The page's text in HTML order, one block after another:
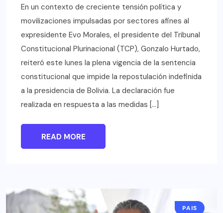
En un contexto de creciente tensión política y
movilizaciones impulsadas por sectores afines al
expresidente Evo Morales, el presidente del Tribunal
Constitucional Plurinacional (TCP), Gonzalo Hurtado,
reiteró este lunes la plena vigencia de la sentencia
constitucional que impide la repostulación indefinida
a la presidencia de Bolivia. La declaración fue
realizada en respuesta a las medidas […]
READ MORE
PAIS